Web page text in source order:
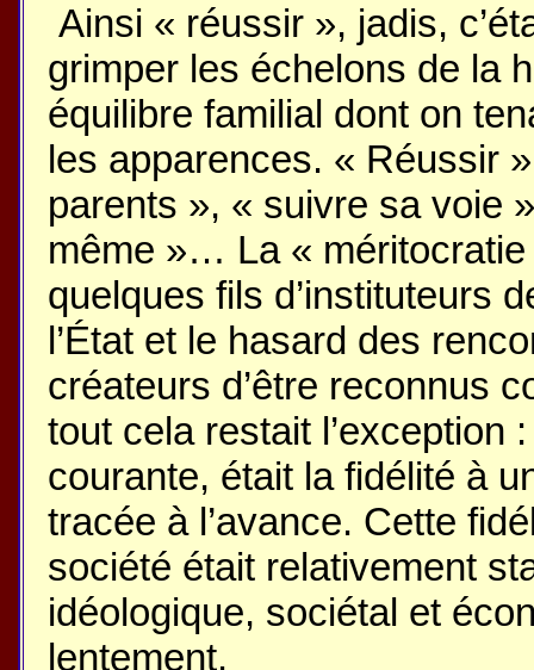
Ainsi « réussir », jadis,
grimper les échelons de la
équilibre familial dont on
les apparences. « Réussir
parents », « suivre sa voie
même »… La «
quelques fils d’instituteurs
l’État et le hasard des
créateurs d’être reconnus
tout cela restait l’exception
courante, était la fidélité à
tracée à l’avance. Cette
société était relativement
idéologique, sociétal et
lentement.